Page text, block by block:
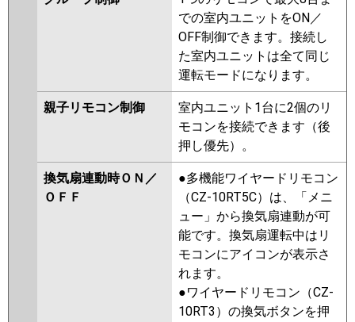
での室内ユニットをON／
OFF制御できます。接続し
た室内ユニットは全て同じ
運転モードになります。
親子リモコン制御
室内ユニット1台に2個のリ
モコンを接続できます（後
押し優先）。
換気扇連動時ＯＮ／
ＯＦＦ
●多機能ワイヤードリモコン
（CZ-10RT5C）は、「メニ
ュー」から換気扇連動が可
能です。換気扇運転中はリ
モコンにアイコンが表示さ
れます。
●ワイヤードリモコン（CZ-
10RT3）の換気ボタンを押